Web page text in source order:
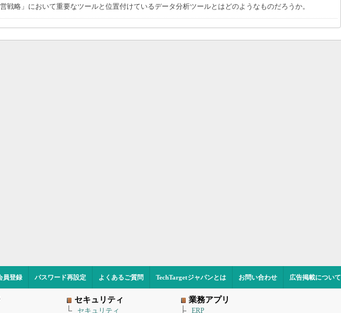
戦略」において重要なツールと位置付けているデータ分析ツールとはどのようなものだろうか。
員登録 パスワード再設定 よくあるご質問 TechTargetジャパンとは お問い合わせ 広告掲載について
セキュリティ
セキュリティ
業務アプリ
ERP